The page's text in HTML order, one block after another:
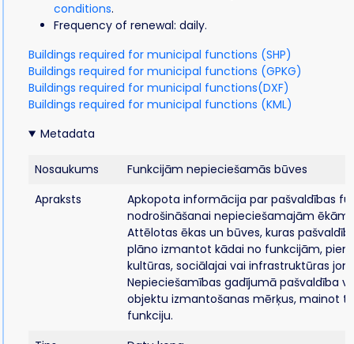
conditions.
Frequency of renewal: daily.
Buildings required for municipal functions (SHP)
Buildings required for municipal functions (GPKG)
Buildings required for municipal functions(DXF)
Buildings required for municipal functions (KML)
Metadata
Nosaukums
Funkcijām nepieciešamās būves
Apraksts
Apkopota informācija par pašvaldības
nodrošināšanai nepieciešamajām ēkām
Attēlotas ēkas un būves, kuras
plāno izmantot kādai no funkcijām,
kultūras, sociālajai vai infrastruktūras
Nepieciešamības gadījumā pašvaldība
objektu izmantošanas mērķus, mainot
funkciju.